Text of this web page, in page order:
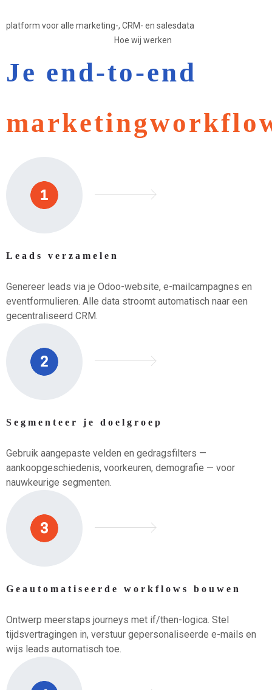
platform voor alle marketing-, CRM- en salesdata
Hoe wij werken
Je end-to-end
Leads verzamelen
Genereer leads via je Odoo-website, e-mailcampagnes en
eventformulieren. Alle data stroomt automatisch naar een
gecentraliseerd CRM.
Segmenteer je doelgroep
Gebruik aangepaste velden en gedragsfilters —
aankoopgeschiedenis, voorkeuren, demografie — voor
nauwkeurige segmenten.
Geautomatiseerde workflows bouwen
Ontwerp meerstaps journeys met if/then-logica. Stel
tijdsvertragingen in, verstuur gepersonaliseerde e-mails en
wijs leads automatisch toe.